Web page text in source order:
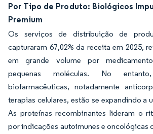
Por Tipo de Produto: Biológicos
Premium
Os serviços de distribuição de
capturaram 67,02% da receita em 2025,
em grande volume por
pequenas moléculas. No
biofarmacêuticas, notadamente
terapias celulares, estão se expandindo a
As proteínas recombinantes lideram o
por indicações autoimunes e oncológicas